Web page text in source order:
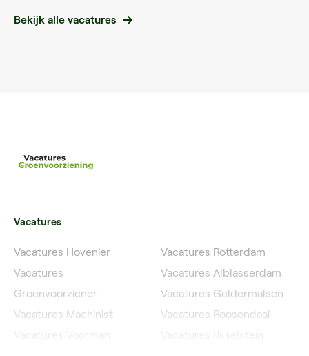
Bekijk alle vacatures
Vacatures
Vacatures Hovenier
Vacatures
Groenvoorziener
Vacatures Machinist
Vacatures Rotterdam
Vacatures Alblasserdam
Vacatures Geldermalsen
Vacatures Roosendaal